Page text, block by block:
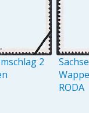
2
RODA